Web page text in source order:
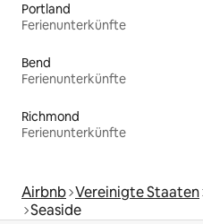
Portland
Ferienunterkünfte
Bend
Ferienunterkünfte
Richmond
Ferienunterkünfte
Airbnb Vereinigte Staaten
Seaside